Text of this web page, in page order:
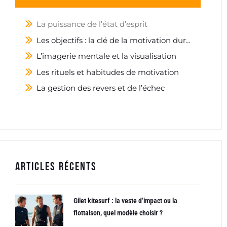
La puissance de l’état d’esprit
Les objectifs : la clé de la motivation durable
L’imagerie mentale et la visualisation
Les rituels et habitudes de motivation
La gestion des revers et de l’échec
Articles récents
Gilet kitesurf : la veste d’impact ou la
flottaison, quel modèle choisir ?